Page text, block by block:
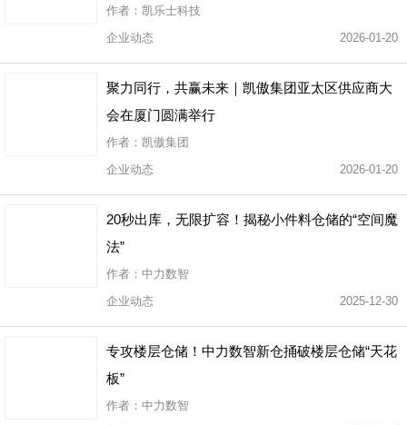
作者：凯乐士科技
企业动态
2026-01-20
聚力同行，共赢未来｜凯傲集团亚太区供应商大
会在厦门圆满举行
作者：凯傲集团
企业动态
2026-01-20
20秒出库，无限扩容！揭秘小件料仓储的“空间魔
法”
作者：中力数智
企业动态
2025-12-30
专攻楼层仓储！中力数智新仓捅破楼层仓储“天花
板”
作者：中力数智